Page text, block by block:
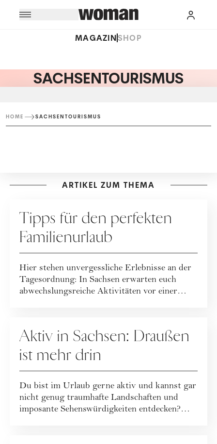
MAGAZINSHOP
SACHSENTOURISMUS
HOME SACHSENTOURISMUS
ARTIKEL ZUM THEMA
Tipps für den perfekten
Familienurlaub
Hier stehen unvergessliche Erlebnisse an der
Tagesordnung: In Sachsen erwarten euch
abwechslungsreiche Aktivitäten vor einer
Aktiv in Sachsen: Draußen
ist mehr drin
Du bist im Urlaub gerne aktiv und kannst gar
nicht genug traumhafte Landschaften und
imposante Sehenswürdigkeiten entdecken?